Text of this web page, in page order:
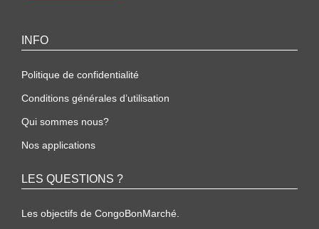
INFO
Politique de confidentialité
Conditions générales d’utilisation
Qui sommes nous?
Nos applications
LES QUESTIONS ?
Les objectifs de CongoBonMarché.